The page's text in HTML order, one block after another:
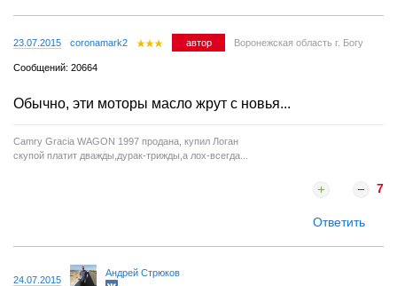
23.07.2015 coronamark2 автор Воронежская область г. Богу
Сообщений: 20664
Обычно, эти моторы масло жрут с новья...
Camry Gracia WAGON 1997 продана, купил Логан
скупой платит дважды,дурак-трижды,а лох-всегда...
7
Ответить
24.07.2015
Андрей Стрюков